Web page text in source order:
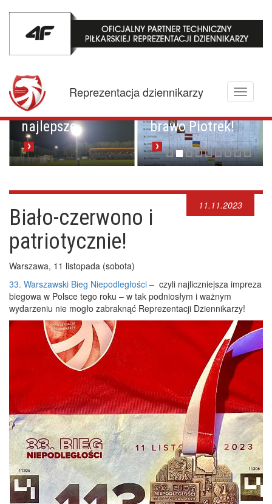
Toggle
Reprezentacja dziennikarzy
Mistrzowskie
karne z
Pucharowa
przygoda trwa w
najlepsze
Brawo Lenkija,
brawo Piotrek!
11.11.2023
Biało-czerwono i
patriotycznie!
Warszawa, 11 listopada (sobota)
33. Warszawski Bieg Niepodległości – czyli najliczniejsza impreza
biegowa w Polsce tego roku – w tak podniosłym i ważnym
wydarzeniu nie mogło zabraknąć Reprezentacji Dziennikarzy!